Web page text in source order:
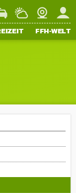
WetterWebcamMein
FFH-WELT